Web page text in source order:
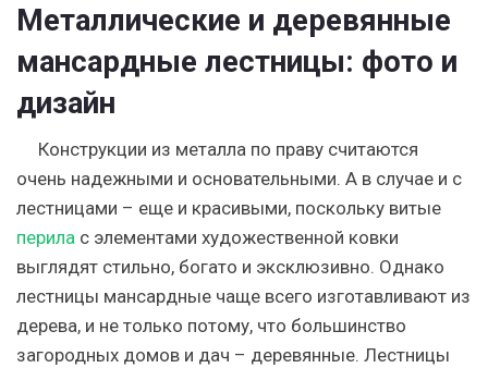
Металлические и деревянные
мансардные лестницы: фото и
дизайн
Конструкции из металла по праву считаются
очень надежными и основательными. А в случае и с
лестницами – еще и красивыми, поскольку витые
перила с элементами художественной ковки
выглядят стильно, богато и эксклюзивно. Однако
лестницы мансардные чаще всего изготавливают из
дерева, и не только потому, что большинство
загородных домов и дач – деревянные. Лестницы